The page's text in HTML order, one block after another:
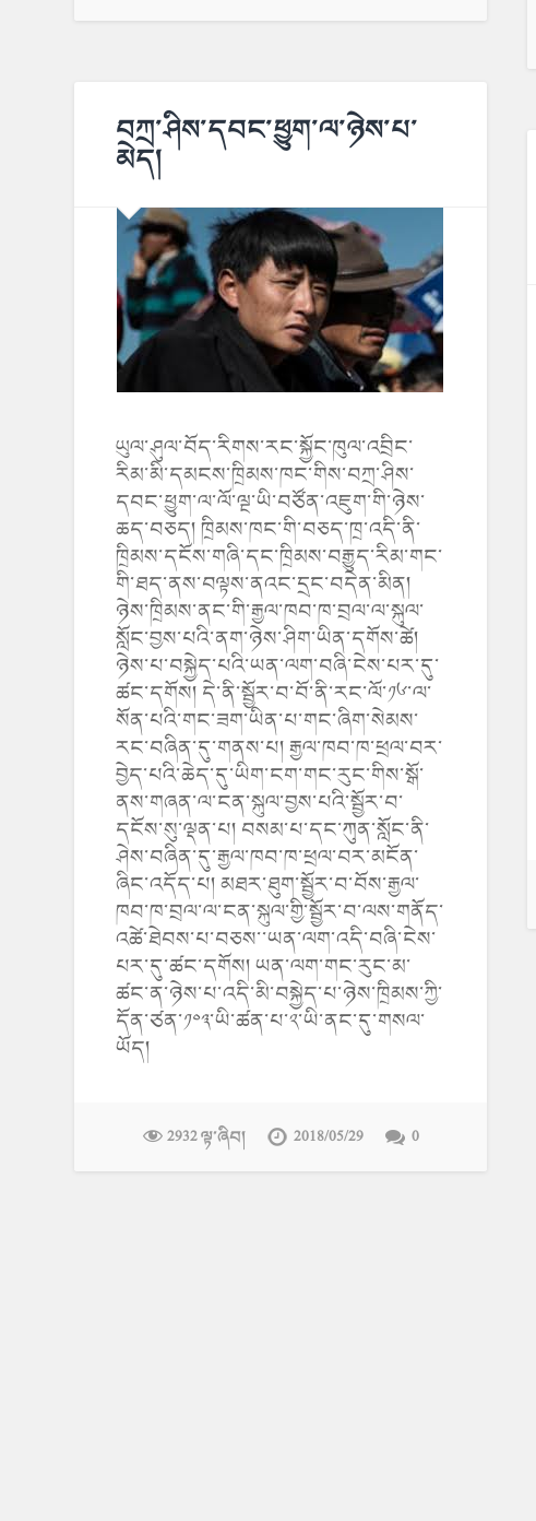
བཀྲ་ཤིས་དབང་ཕྱུག་ལ་ཉེས་པ་
མེད།
ཡུལ་ཤུལ་བོད་རིགས་རང་སྐྱོང་ཁུལ་འབྲིང་
རིམ་མི་དམངས་ཁྲིམས་ཁང་གིས་བཀྲ་ཤིས་
དབང་ཕྱུག་ལ་ལོ་ལྔ་ཡི་བཙོན་འཇུག་གི་ཉེས་
ཆད་བཅད། ཁྲིམས་ཁང་གི་བཅད་ཁྲ་འདི་ནི་
ཁྲིམས་དངོས་གཞི་དང་ཁྲིམས་བརྒྱུད་རིམ་གང་
གི་ཐད་ནས་བལྟས་ནའང་དྲང་བདེན་མིན།
ཉེས་ཁྲིམས་ནང་གི་རྒྱལ་ཁབ་ཁ་བྲལ་ལ་སྐུལ་
སློང་བྱས་པའི་ནག་ཉེས་ཤིག་ཡིན་དགོས་ཚེ།
ཉེས་པ་བསྐྱེད་པའི་ཡན་ལག་བཞི་ངེས་པར་དུ་
ཚང་དགོས། དེ་ནི་སྦྱོར་བ་བོ་ནི་རང་ལོ་༡༦་ལ་
སོན་པའི་གང་ཟག་ཡིན་པ་གང་ཞིག་སེམས་
རང་བཞིན་དུ་གནས་པ། རྒྱལ་ཁབ་ཁ་ཕྲལ་བར་
བྱེད་པའི་ཆེད་དུ་ཡིག་ངག་གང་རུང་གིས་སྒོ་
ནས་གཞན་ལ་ངན་སྐུལ་བྱས་པའི་སྦྱོར་བ་
དངོས་སུ་ལྡན་པ། བསམ་པ་དང་ཀུན་སློང་ནི་
ཤེས་བཞིན་དུ་རྒྱལ་ཁབ་ཁ་ཕྲལ་བར་མངོན་
ཞིང་འདོད་པ། མཐར་ཐུག་སྦྱོར་བ་བོས་རྒྱལ་
ཁབ་ཁ་བྲལ་ལ་ངན་སྐུལ་གྱི་སྦྱོར་བ་ལས་གནོད་
འཚེ་ཐེབས་པ་བཅས་་ཡན་ལག་འདི་བཞི་ངེས་
པར་དུ་ཚང་དགོས། ཡན་ལག་གང་རུང་མ་
ཚང་ན་ཉེས་པ་འདི་མི་བསྐྱེད་པ་ཉེས་ཁྲིམས་ཀྱི་
དོན་ཙན་༡༠༣་ཡི་ཚན་པ་༢་ཡི་ནང་དུ་གསལ་
ཡོད།
2932 ལྟ་ཞིབ། 2018/05/29 0